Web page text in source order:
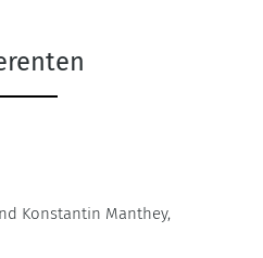
Konstantin Manthey,